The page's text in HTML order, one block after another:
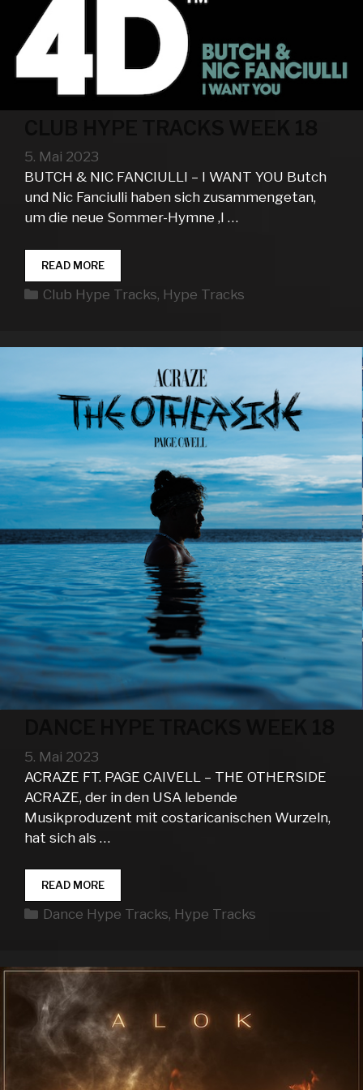
5. Mai 2023
BUTCH & NIC FANCIULLI – I WANT YOU Butch
und Nic Fanciulli haben sich zusammengetan,
um die neue Sommer-Hymne ‚I …
READ MORECLUB
HYPE
TRACKS
Kategorien
Club Hype Tracks, Hype Tracks
5. Mai 2023
ACRAZE FT. PAGE CAIVELL – THE OTHERSIDE
ACRAZE, der in den USA lebende
Musikproduzent mit costaricanischen Wurzeln,
hat sich als …
READ MOREDANCE
HYPE
TRACKS
Kategorien
Dance Hype Tracks, Hype Tracks